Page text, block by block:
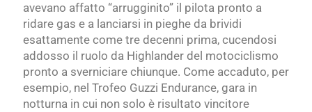
avevano affatto “arrugginito” il pilota pronto a
ridare gas e a lanciarsi in pieghe da brividi
esattamente come tre decenni prima, cucendosi
addosso il ruolo da Highlander del motociclismo
pronto a sverniciare chiunque. Come accaduto, per
esempio, nel Trofeo Guzzi Endurance, gara in
notturna in cui non solo è risultato vincitore